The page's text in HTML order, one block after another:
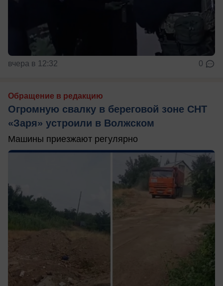
вчера в 12:32 0
Обращение в редакцию
Огромную свалку в береговой зоне СНТ
«Заря» устроили в Волжском
Машины приезжают регулярно